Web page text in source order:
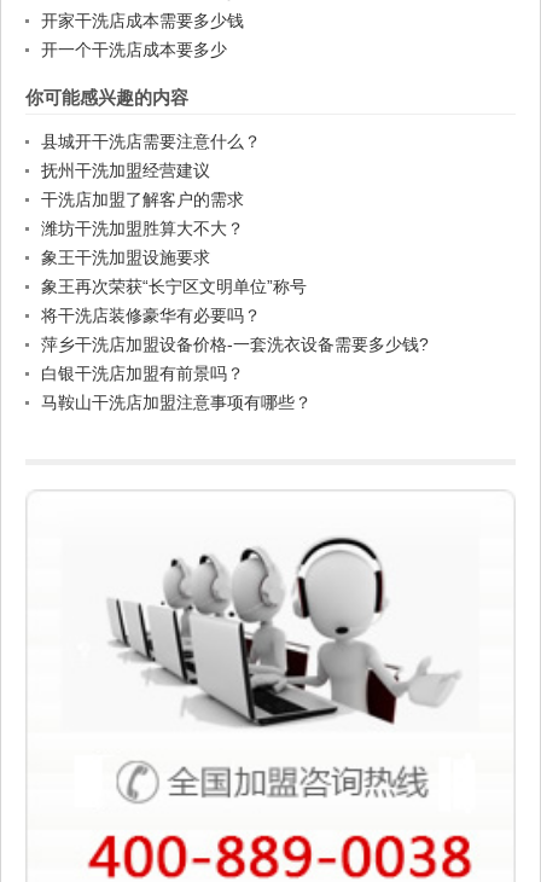
开家干洗店成本需要多少钱
开一个干洗店成本要多少
你可能感兴趣的内容
县城开干洗店需要注意什么？
抚州干洗加盟经营建议
干洗店加盟了解客户的需求
潍坊干洗加盟胜算大不大？
象王干洗加盟设施要求
象王再次荣获“长宁区文明单位”称号
将干洗店装修豪华有必要吗？
萍乡干洗店加盟设备价格-一套洗衣设备需要多少钱?
白银干洗店加盟有前景吗？
马鞍山干洗店加盟注意事项有哪些？